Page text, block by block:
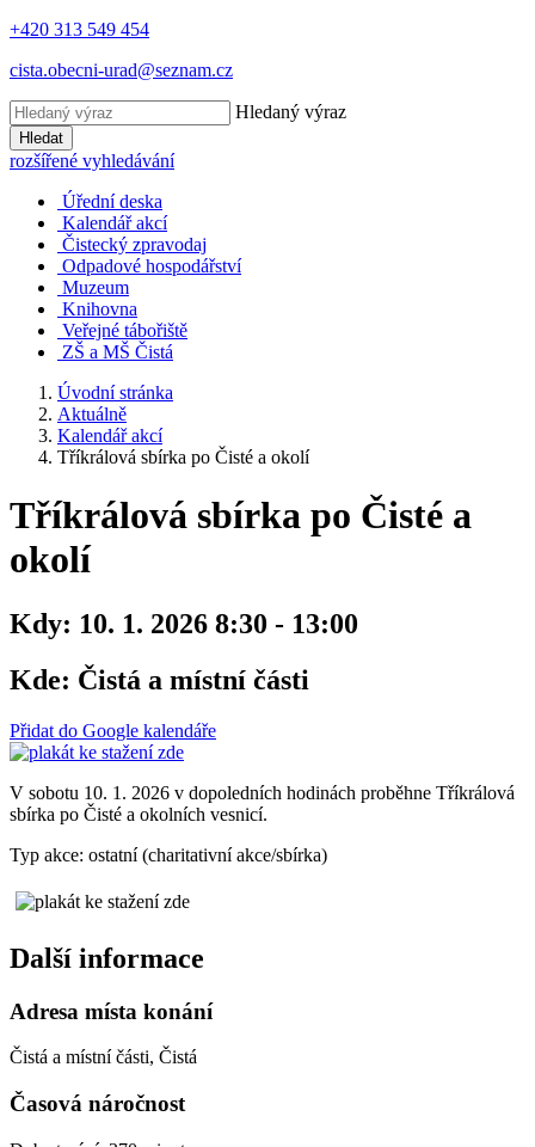
+420 313 549 454
cista.obecni-urad@seznam.cz
Hledaný výraz
Hledat
rozšířené vyhledávání
Úřední deska
Kalendář akcí
Čistecký zpravodaj
Odpadové hospodářství
Muzeum
Knihovna
Veřejné tábořiště
ZŠ a MŠ Čistá
Úvodní stránka
Aktuálně
Kalendář akcí
Tříkrálová sbírka po Čisté a okolí
Tříkrálová sbírka po Čisté a
okolí
Kdy: 10. 1. 2026 8:30 - 13:00
Kde: Čistá a místní části
Přidat do Google kalendáře
V sobotu 10. 1. 2026 v dopoledních hodinách proběhne Tříkrálová
sbírka po Čisté a okolních vesnicí.
Typ akce: ostatní (charitativní akce/sbírka)
Další informace
Adresa místa konání
Čistá a místní části, Čistá
Časová náročnost